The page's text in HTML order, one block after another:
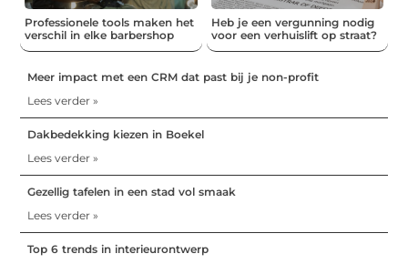
Professionele tools maken het
verschil in elke barbershop
Heb je een vergunning nodig
voor een verhuislift op straat?
Meer impact met een CRM dat past bij je non-profit
Lees verder »
Dakbedekking kiezen in Boekel
Lees verder »
Gezellig tafelen in een stad vol smaak
Lees verder »
Top 6 trends in interieurontwerp